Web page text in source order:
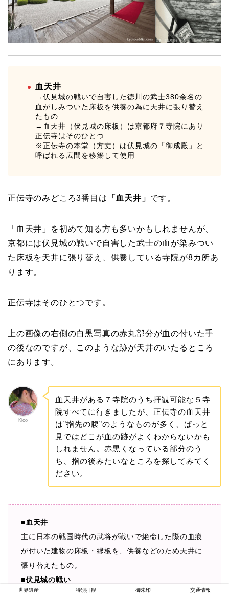
血天井
→伏見城の戦いで自害した徳川の武士380余名の
血がしみついた床板を供養の為に天井に張り替え
たもの
→血天井（伏見城の床板）は京都府７寺院にあり
正伝寺はそのひとつ
※正伝寺の本堂（方丈）は伏見城の「御成殿」と
呼ばれる広間を移築して使用
正伝寺のみどころ3番目は 「血天井」 です。
「血天井」を初めて知る方も多いかもしれませんが、
京都には伏見城の戦いで自害した武士の血が染みつい
た床板を天井に張り替え、供養している寺院が8カ所あ
ります。
正伝寺はそのひとつです。
上の画像の右側の白黒写真の赤丸部分が血の付いた手
の後なのですが、このような跡が天井のいたるところ
にあります。
Kico
血天井がある７寺院のうち拝観可能な５寺
院すべてに行きましたが、正伝寺の血天井
は”指先の腹”のようなものが多く、ぱっと
見ではどこが血の跡がよくわからないかも
しれません。赤黒くなっている部分のう
ち、指の後みたいなところを探してみてく
ださい。
■血天井
主に日本の戦国時代の武将が戦いで絶命した際の血痕
が付いた建物の床板・縁板を、供養などのため天井に
張り替えたもの。
■伏見城の戦い
1600年8月26日（慶長5年7月18日）から1600年9月8
世界遺産 特別拝観 御朱印 交通情報